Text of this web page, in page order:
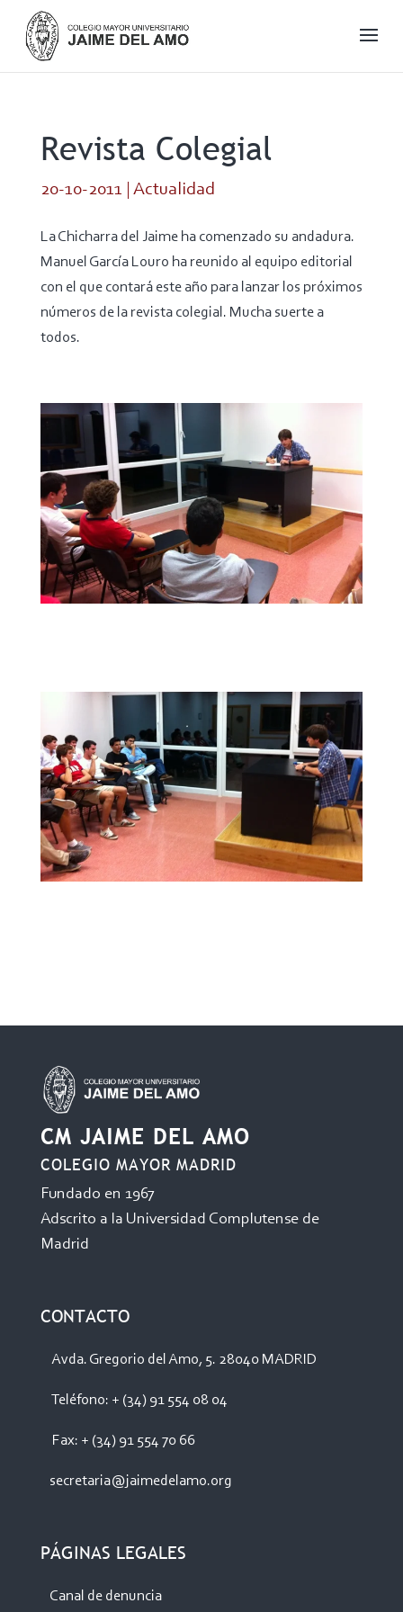
Revista Colegial
20-10-2011 Actualidad
La Chicharra del Jaime ha comenzado su andadura.
Manuel García Louro ha reunido al equipo editorial
con el que contará este año para lanzar los próximos
números de la revista colegial. Mucha suerte a
todos.
CM JAIME DEL AMO
COLEGIO MAYOR MADRID
Fundado en 1967
Adscrito a la Universidad Complutense de
Madrid
CONTACTO
Avda. Gregorio del Amo, 5. 28040 MADRID
Teléfono: + (34) 91 554 08 04
Fax: + (34) 91 554 70 66
secretaria@jaimedelamo.org
PÁGINAS LEGALES
Canal de denuncia